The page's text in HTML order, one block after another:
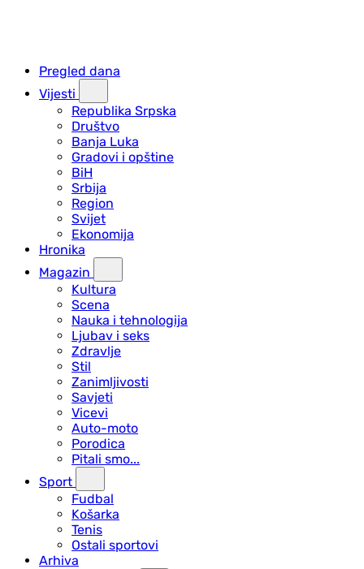
Pregled dana
Vijesti
Republika Srpska
Društvo
Banja Luka
Gradovi i opštine
BiH
Srbija
Region
Svijet
Ekonomija
Hronika
Magazin
Kultura
Scena
Nauka i tehnologija
Ljubav i seks
Zdravlje
Stil
Zanimljivosti
Savjeti
Vicevi
Auto-moto
Porodica
Pitali smo...
Sport
Fudbal
Košarka
Tenis
Ostali sportovi
Arhiva